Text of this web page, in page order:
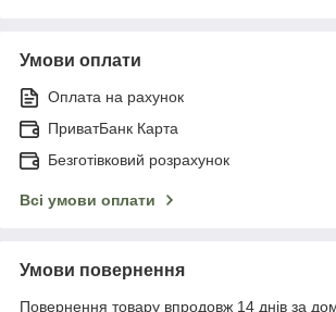
Умови оплати
Оплата на рахунок
ПриватБанк Карта
Безготівковий розрахунок
Всі умови оплати
Умови повернення
Повернення товару впродовж 14 днів за